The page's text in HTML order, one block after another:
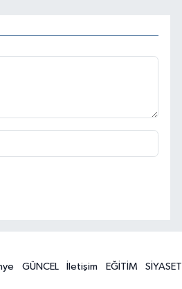
GÜNCEL İletişim EĞİTİM SİYASET